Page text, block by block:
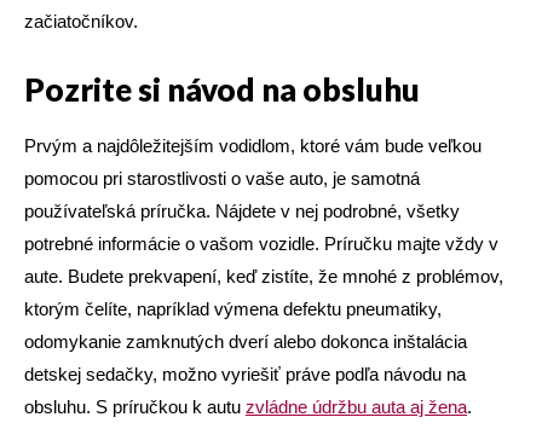
začiatočníkov.
Pozrite si návod na obsluhu
Prvým a najdôležitejším vodidlom, ktoré vám bude veľkou
pomocou pri starostlivosti o vaše auto, je samotná
používateľská príručka. Nájdete v nej podrobné, všetky
potrebné informácie o vašom vozidle. Príručku majte vždy v
aute. Budete prekvapení, keď zistíte, že mnohé z problémov,
ktorým čelíte, napríklad výmena defektu pneumatiky,
odomykanie zamknutých dverí alebo dokonca inštalácia
detskej sedačky, možno vyriešiť práve podľa návodu na
obsluhu. S príručkou k autu zvládne údržbu auta aj žena.